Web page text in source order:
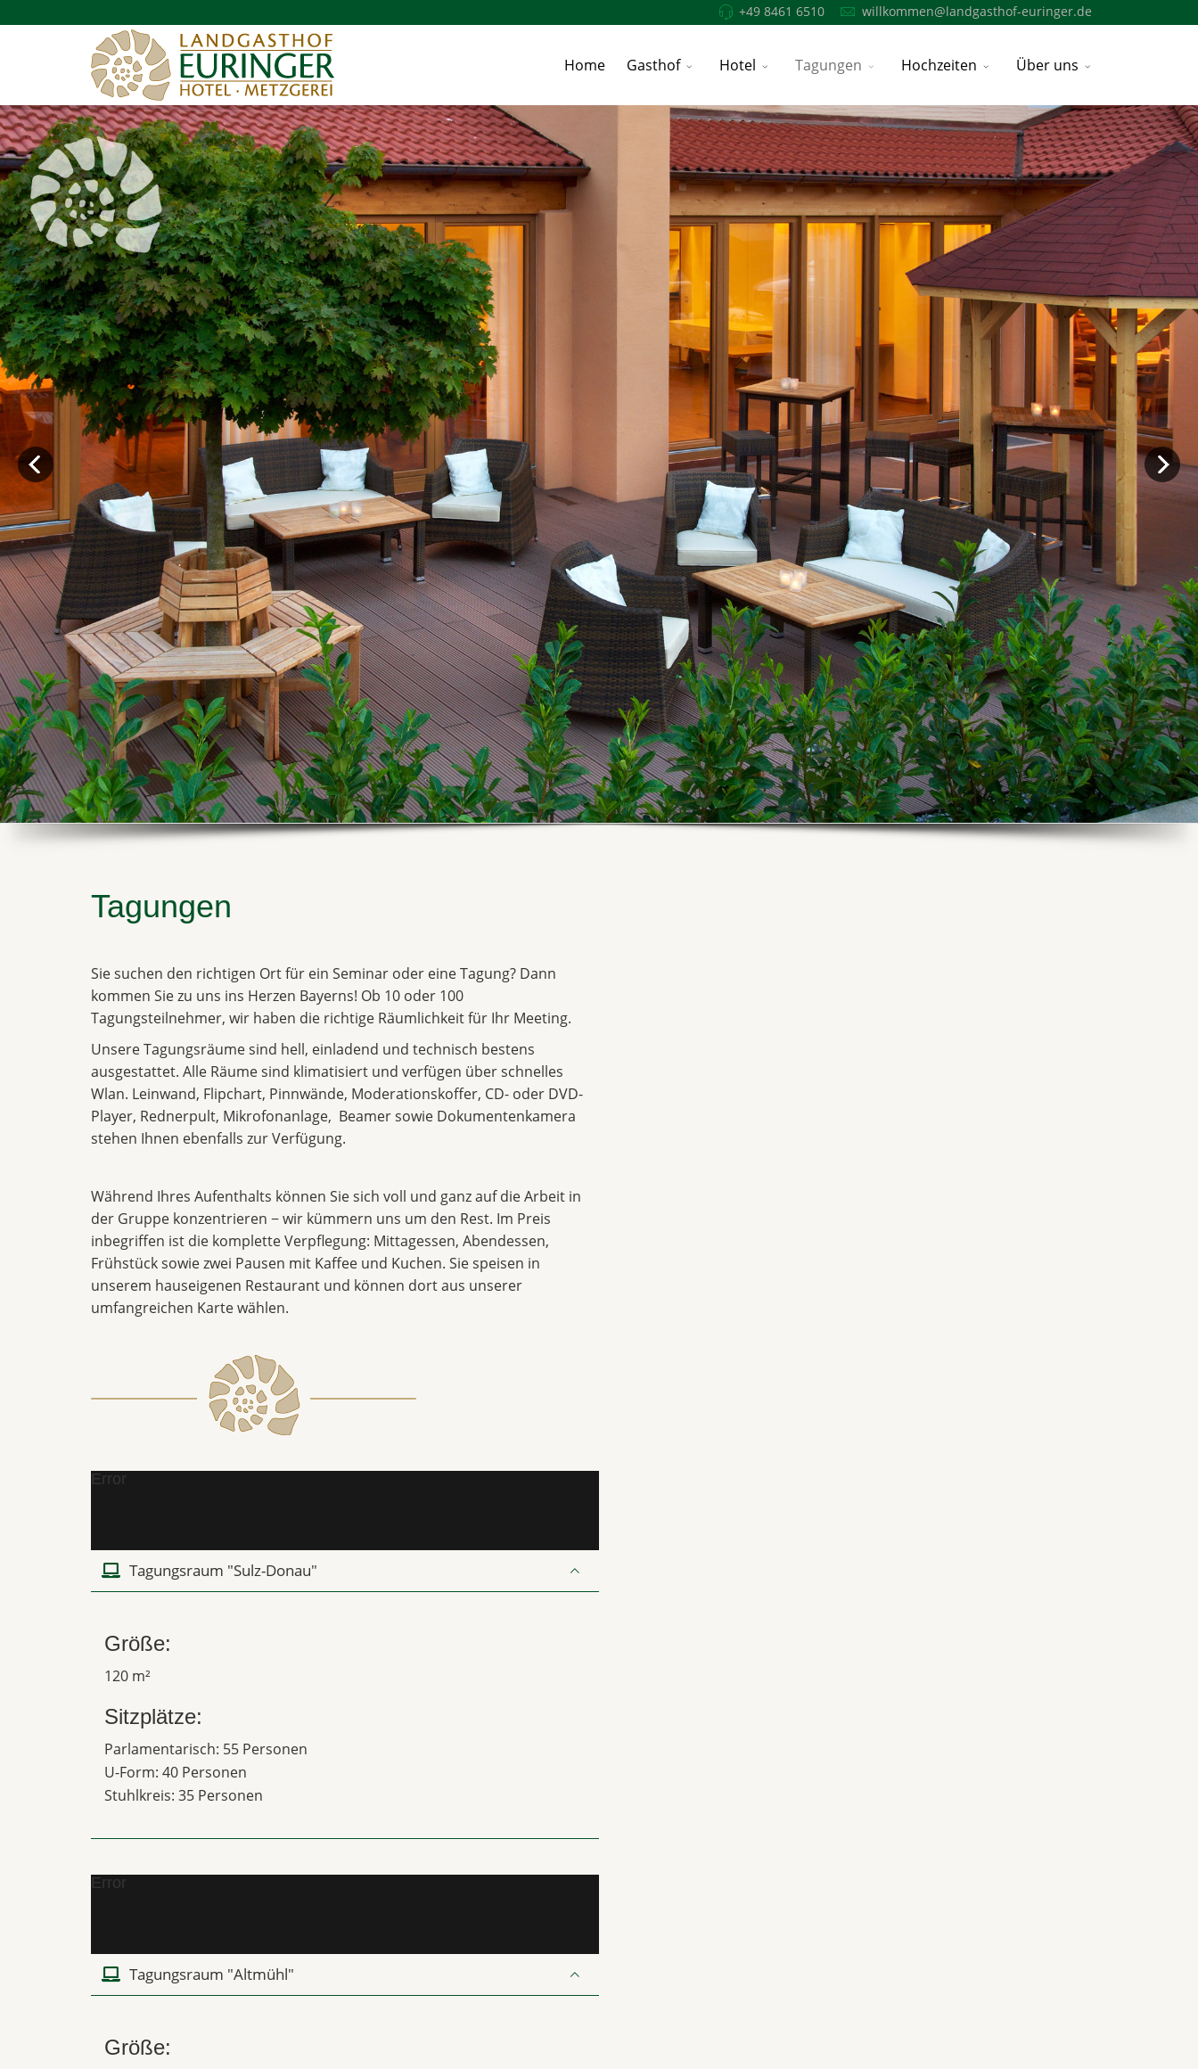
+49 8461 6510 willkommen@landgasthof-euringer.de
Home Gasthof Hotel Tagungen Hochzeiten Über uns
Tagungen
Sie suchen den richtigen Ort für ein Seminar oder eine Tagung? Dann
kommen Sie zu uns ins Herzen Bayerns! Ob 10 oder 100
Tagungsteilnehmer, wir haben die richtige Räumlichkeit für Ihr Meeting.
Unsere Tagungsräume sind hell, einladend und technisch bestens
ausgestattet. Alle Räume sind klimatisiert und verfügen über schnelles
Wlan. Leinwand, Flipchart, Pinnwände, Moderationskoffer, CD- oder DVD-
Player, Rednerpult, Mikrofonanlage, Beamer sowie Dokumentenkamera
stehen Ihnen ebenfalls zur Verfügung.
Während Ihres Aufenthalts können Sie sich voll und ganz auf die Arbeit in
der Gruppe konzentrieren − wir kümmern uns um den Rest. Im Preis
inbegriffen ist die komplette Verpflegung: Mittagessen, Abendessen,
Frühstück sowie zwei Pausen mit Kaffee und Kuchen. Sie speisen in
unserem hauseigenen Restaurant und können dort aus unserer
umfangreichen Karte wählen.
Error
Tagungsraum "Sulz-Donau"
Größe:
120 m²
Sitzplätze:
Parlamentarisch: 55 Personen
U-Form: 40 Personen
Stuhlkreis: 35 Personen
Error
Tagungsraum "Altmühl"
Größe: